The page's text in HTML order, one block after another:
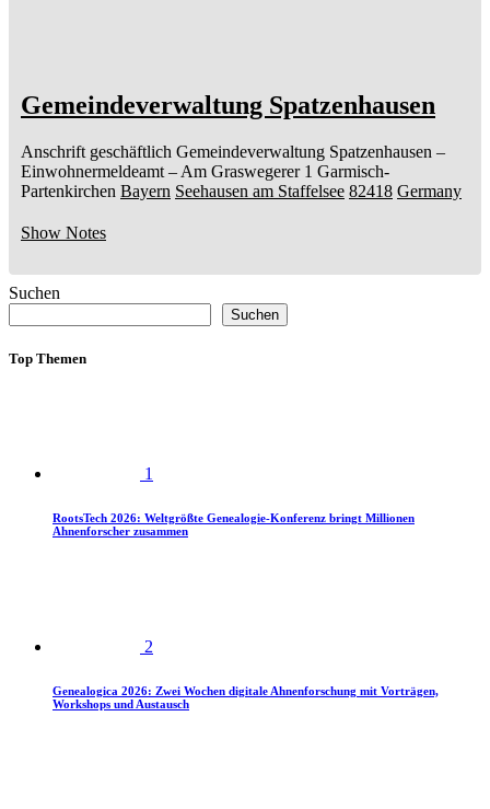
Gemeindeverwaltung Spatzenhausen
Anschrift geschäftlich Gemeindeverwaltung Spatzenhausen –
Einwohnermeldeamt – Am Graswegerer 1 Garmisch-
Partenkirchen Bayern Seehausen am Staffelsee 82418 Germany
Show Notes
Suchen
Suchen
Top Themen
1
RootsTech 2026: Weltgrößte Genealogie-Konferenz bringt Millionen
Ahnenforscher zusammen
2
Genealogica 2026: Zwei Wochen digitale Ahnenforschung mit Vorträgen,
Workshops und Austausch